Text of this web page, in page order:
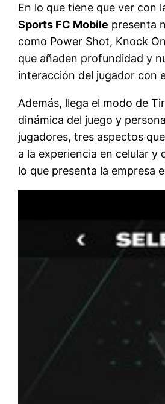
En lo que tiene que ver con
Sports FC Mobile presenta
como Power Shot, Knock
que añaden profundidad y
interacción del jugador con
Además, llega el modo de
dinámica del juego y
jugadores, tres aspectos
a la experiencia en celular y
lo que presenta la empresa